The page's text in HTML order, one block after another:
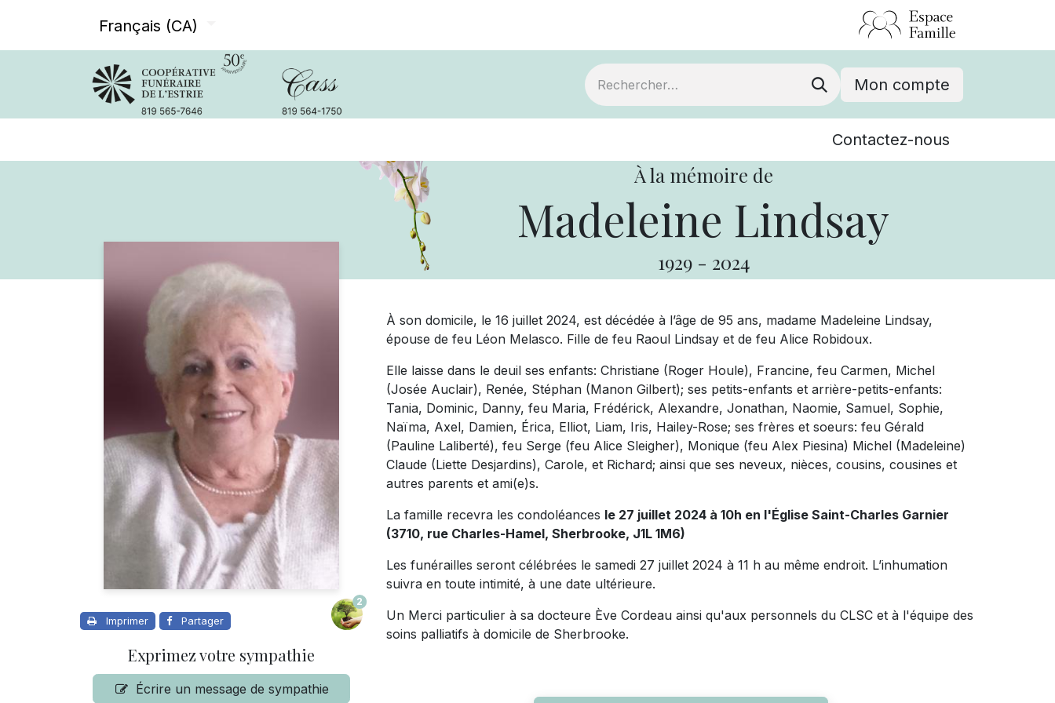
Français (CA)
Mon compte
Événements
Contactez-nous
À la mémoire de
Madeleine Lindsay
1929 - 2024
Imprimer Partager
2
Exprimez votre sympathie
Écrire un message de sympathie
À son domicile, le 16 juillet 2024, est décédée à l’âge de 95 ans, madame Madeleine Lindsay,
épouse de feu Léon Melasco. Fille de feu Raoul Lindsay et de feu Alice Robidoux.
Elle laisse dans le deuil ses enfants: Christiane (Roger Houle), Francine, feu Carmen, Michel
(Josée Auclair), Renée, Stéphan (Manon Gilbert); ses petits-enfants et arrière-petits-enfants:
Tania, Dominic, Danny, feu Maria, Frédérick, Alexandre, Jonathan, Naomie, Samuel, Sophie,
Naïma, Axel, Damien, Érica, Elliot, Liam, Iris, Hailey-Rose; ses frères et soeurs: feu Gérald
(Pauline Laliberté), feu Serge (feu Alice Sleigher), Monique (feu Alex Piesina) Michel (Madeleine)
Claude (Liette Desjardins), Carole, et Richard; ainsi que ses neveux, nièces, cousins, cousines et
autres parents et ami(e)s.
La famille recevra les condoléances le 27 juillet 2024 à 10h en l'Église Saint-Charles Garnier
(3710, rue Charles-Hamel, Sherbrooke, J1L 1M6)
Les funérailles seront célébrées le samedi 27 juillet 2024 à 11 h au même endroit. L’inhumation
suivra en toute intimité, à une date ultérieure.
Un Merci particulier à sa docteure Ève Cordeau ainsi qu'aux personnels du CLSC et à l'équipe des
soins palliatifs à domicile de Sherbrooke.